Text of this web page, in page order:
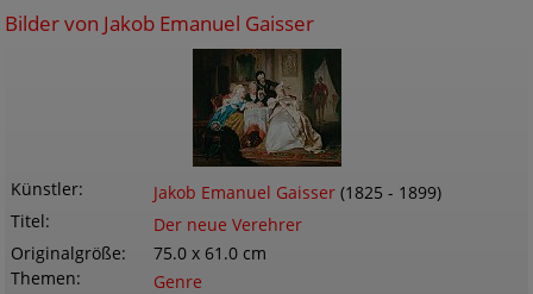
Bilder von Jakob Emanuel Gaisser
Künstler Jakob Emanuel Gaisser (1825 - 1899)
Titel
Der neue Verehrer
Originalgröße
75.0 x 61.0 cm
Themen
Genre